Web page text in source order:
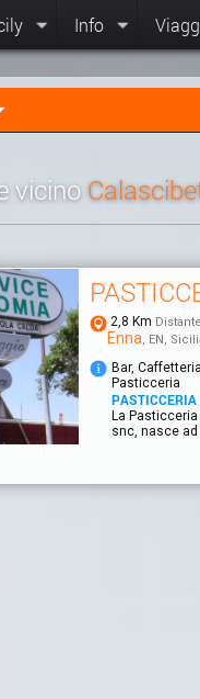
Info
vicino
2,8 Km Distante
Enna, EN,
Bar,
Pasticceria
PASTICCERIA
La Pasticceria
snc, nasce ad